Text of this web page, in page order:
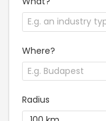
Where?
Radius